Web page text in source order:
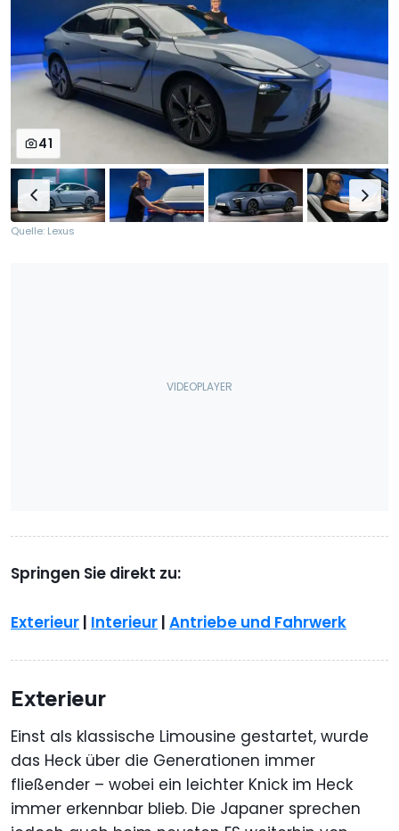
41
Quelle: Lexus
Springen Sie direkt zu:
Exterieur | Interieur | Antriebe und Fahrwerk
Exterieur
Einst als klassische Limousine gestartet, wurde
das Heck über die Generationen immer
fließender – wobei ein leichter Knick im Heck
immer erkennbar blieb. Die Japaner sprechen